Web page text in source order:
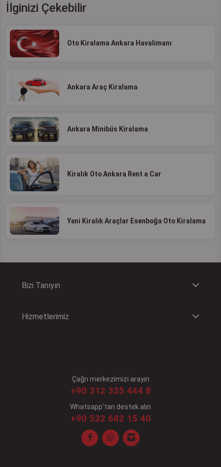
İlginizi Çekebilir
Oto Kiralama Ankara Havalimanı
Ankara Araç Kiralama
Ankara Minibüs Kiralama
Kiralık Oto Ankara Rent a Car
Yeni Kiralık Araçlar Esenboğa Oto Kiralama
Bizi Tanıyın
Hizmetlerimiz
Çağrı merkezimizi arayın
+90 312 325 444 8
Whatsapp'tan destek alın
+90 532 682 15 40